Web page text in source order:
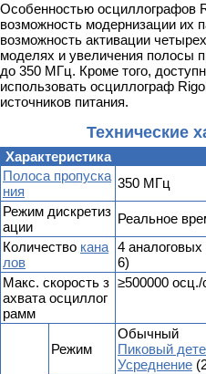
Особенностью осциллографов
возможность модернизации их
возможность активации
моделях и увеличения полосы
до 350 МГц. Кроме того,
использовать осциллограф
источников питания.
Технические
Характеристика
Полоса пропуска
ния
350 MГц
Режим дискретиз
ации
Реальное
Количество кана
лов
4
6)
Макс. скорость з
ахвата осциллог
рамм
≥500000 осц./
Режим
Обычный
Пиковый
Усреднение